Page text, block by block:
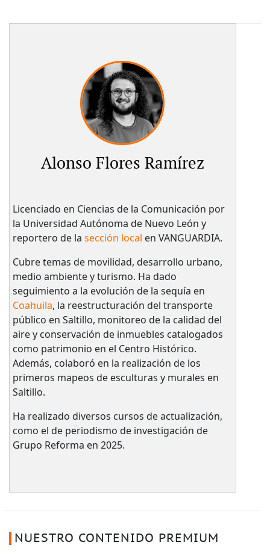
Alonso Flores Ramírez
Licenciado en Ciencias de la Comunicación por
la Universidad Autónoma de Nuevo León y
reportero de la sección local en VANGUARDIA.
Cubre temas de movilidad, desarrollo urbano,
medio ambiente y turismo. Ha dado
seguimiento a la evolución de la sequía en
Coahuila, la reestructuración del transporte
público en Saltillo, monitoreo de la calidad del
aire y conservación de inmuebles catalogados
como patrimonio en el Centro Histórico.
Además, colaboró en la realización de los
primeros mapeos de esculturas y murales en
Saltillo.
Ha realizado diversos cursos de actualización,
como el de periodismo de investigación de
Grupo Reforma en 2025.
NUESTRO CONTENIDO PREMIUM